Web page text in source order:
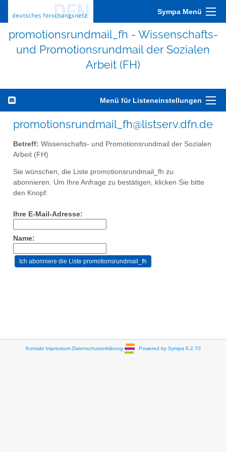
Sympa Menü
promotionsrundmail_fh - Wissenschafts-
und Promotionsrundmail der Sozialen
Arbeit (FH)
Menü für Listeneinstellungen
promotionsrundmail_fh@listserv.dfn.de
Betreff: Wissenschafts- und Promotionsrundmail der Sozialen
Arbeit (FH)
Sie wünschen, die Liste promotionsrundmail_fh zu
abonnieren. Um Ihre Anfrage zu bestätigen, klicken Sie bitte
den Knopf:
Ihre E-Mail-Adresse:
Name:
Kontakt Impressum Datenschutzerklärung Powered by Sympa 6.2.70